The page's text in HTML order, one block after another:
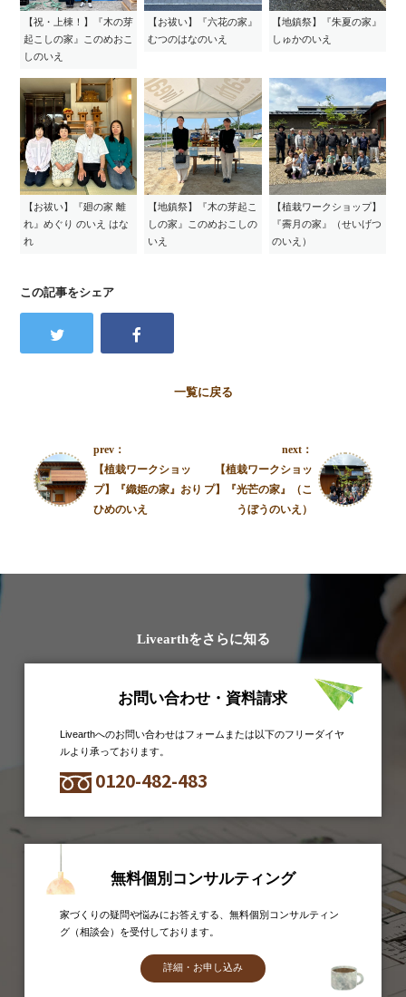
【祝・上棟！】『木の芽
起こしの家』このめおこ
しのいえ
【お祓い】『六花の家』
むつのはなのいえ
【地鎮祭】『朱夏の家』
しゅかのいえ
【お祓い】『廻の家 離
れ』めぐり のいえ はな
れ
【地鎮祭】『木の芽起こ
しの家』このめおこしの
いえ
【植栽ワークショップ】
『霽月の家』（せいげつ
のいえ）
この記事をシェア
一覧に戻る
prev：
【植栽ワークショッ
プ】『織姫の家』おり
ひめのいえ
next：
【植栽ワークショッ
プ】『光芒の家』（こ
うぼうのいえ）
Livearthをさらに知る
お問い合わせ・資料請求
Livearthへのお問い合わせはフォームまたは以下のフリーダイヤ
ルより承っております。
0120-482-483
無料個別コンサルティング
家づくりの疑問や悩みにお答えする、無料個別コンサルティン
グ（相談会）を受付しております。
詳細・お申し込み